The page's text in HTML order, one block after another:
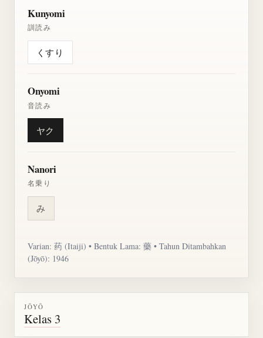
Kunyomi
訓読み
くすり
Onyomi
音読み
ヤク
Nanori
名乗り
み
Varian: 药 (Itaiji) • Bentuk Lama: 藥 • Tahun Ditambahkan
(Jōyō): 1946
JŌYŌ
Kelas 3